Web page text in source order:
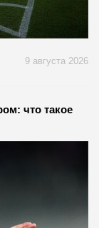
9 августа 2026
что такое